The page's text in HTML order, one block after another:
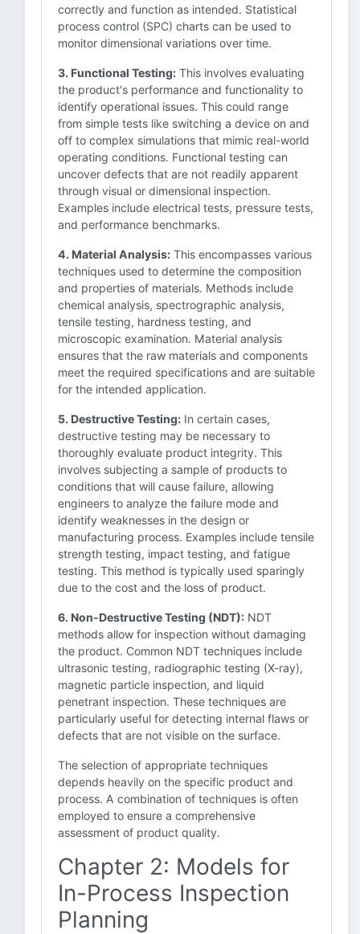
correctly and function as intended. Statistical
process control (SPC) charts can be used to
monitor dimensional variations over time.
3. Functional Testing: This involves evaluating
the product's performance and functionality to
identify operational issues. This could range
from simple tests like switching a device on and
off to complex simulations that mimic real-world
operating conditions. Functional testing can
uncover defects that are not readily apparent
through visual or dimensional inspection.
Examples include electrical tests, pressure tests,
and performance benchmarks.
4. Material Analysis: This encompasses various
techniques used to determine the composition
and properties of materials. Methods include
chemical analysis, spectrographic analysis,
tensile testing, hardness testing, and
microscopic examination. Material analysis
ensures that the raw materials and components
meet the required specifications and are suitable
for the intended application.
5. Destructive Testing: In certain cases,
destructive testing may be necessary to
thoroughly evaluate product integrity. This
involves subjecting a sample of products to
conditions that will cause failure, allowing
engineers to analyze the failure mode and
identify weaknesses in the design or
manufacturing process. Examples include tensile
strength testing, impact testing, and fatigue
testing. This method is typically used sparingly
due to the cost and the loss of product.
6. Non-Destructive Testing (NDT): NDT
methods allow for inspection without damaging
the product. Common NDT techniques include
ultrasonic testing, radiographic testing (X-ray),
magnetic particle inspection, and liquid
penetrant inspection. These techniques are
particularly useful for detecting internal flaws or
defects that are not visible on the surface.
The selection of appropriate techniques
depends heavily on the specific product and
process. A combination of techniques is often
employed to ensure a comprehensive
assessment of product quality.
Chapter 2: Models for
In-Process Inspection
Planning